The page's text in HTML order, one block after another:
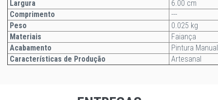
Largura
6.00 cm
Comprimento
---
Peso
0.025 kg
Materiais
Faiança
Acabamento
Pintura Manual
Características de Produção
Artesanal